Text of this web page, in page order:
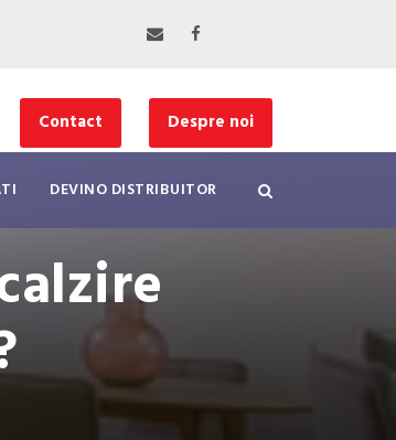
Contact Despre noi
DEVINO DISTRIBUITOR